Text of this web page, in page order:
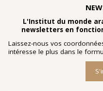
L'Institut du monde
newsletters en
Laissez-nous vos
intéresse le plus dans le